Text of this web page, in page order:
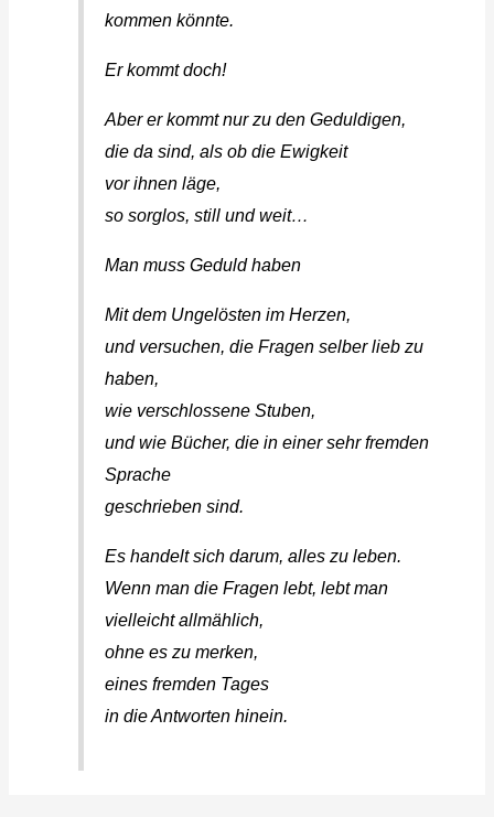
kommen könnte.
Er kommt doch!
Aber er kommt nur zu den Geduldigen,
die da sind, als ob die Ewigkeit
vor ihnen läge,
so sorglos, still und weit…
Man muss Geduld haben
Mit dem Ungelösten im Herzen,
und versuchen, die Fragen selber lieb zu
haben,
wie verschlossene Stuben,
und wie Bücher, die in einer sehr fremden
Sprache
geschrieben sind.
Es handelt sich darum, alles zu leben.
Wenn man die Fragen lebt, lebt man
vielleicht allmählich,
ohne es zu merken,
eines fremden Tages
in die Antworten hinein.